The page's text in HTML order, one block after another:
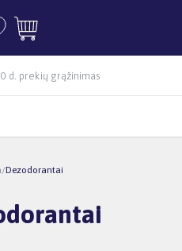
d. prekių grąžinimas
/Dezodorantai